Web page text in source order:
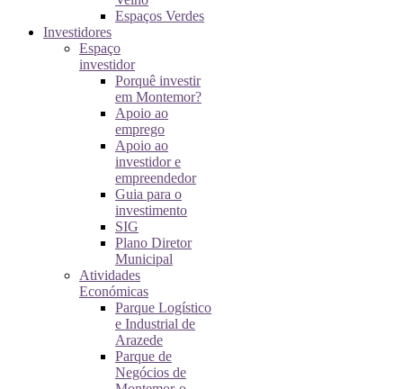
Espaços Verdes
Investidores
Espaço
investidor
Porquê investir
em Montemor?
Apoio ao
emprego
Apoio ao
investidor e
empreendedor
Guia para o
investimento
SIG
Plano Diretor
Municipal
Atividades
Económicas
Parque Logístico
e Industrial de
Arazede
Parque de
Negócios de